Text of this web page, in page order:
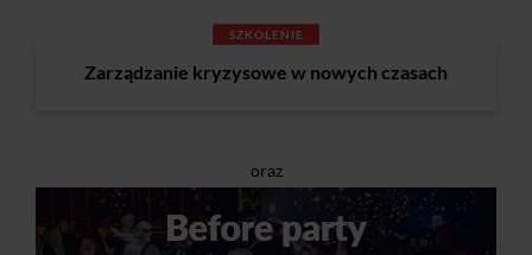
SZKOLENIE
Zarządzanie kryzysowe w nowych czasach
oraz